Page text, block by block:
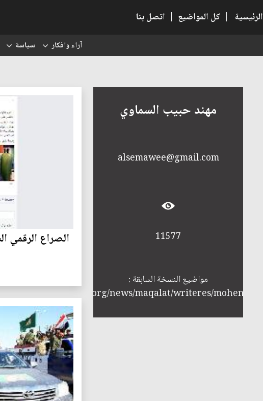
الرئيسية | كل المواضيع | اتصل بنا
آراء وافكار سياسة
مهند حبيب السماوي
alsemawee@gmail.com
11577
مواضيع النسخة السابقة :
http://annabaa.org/news/maqalat/writeres/
الصراع الرقمي